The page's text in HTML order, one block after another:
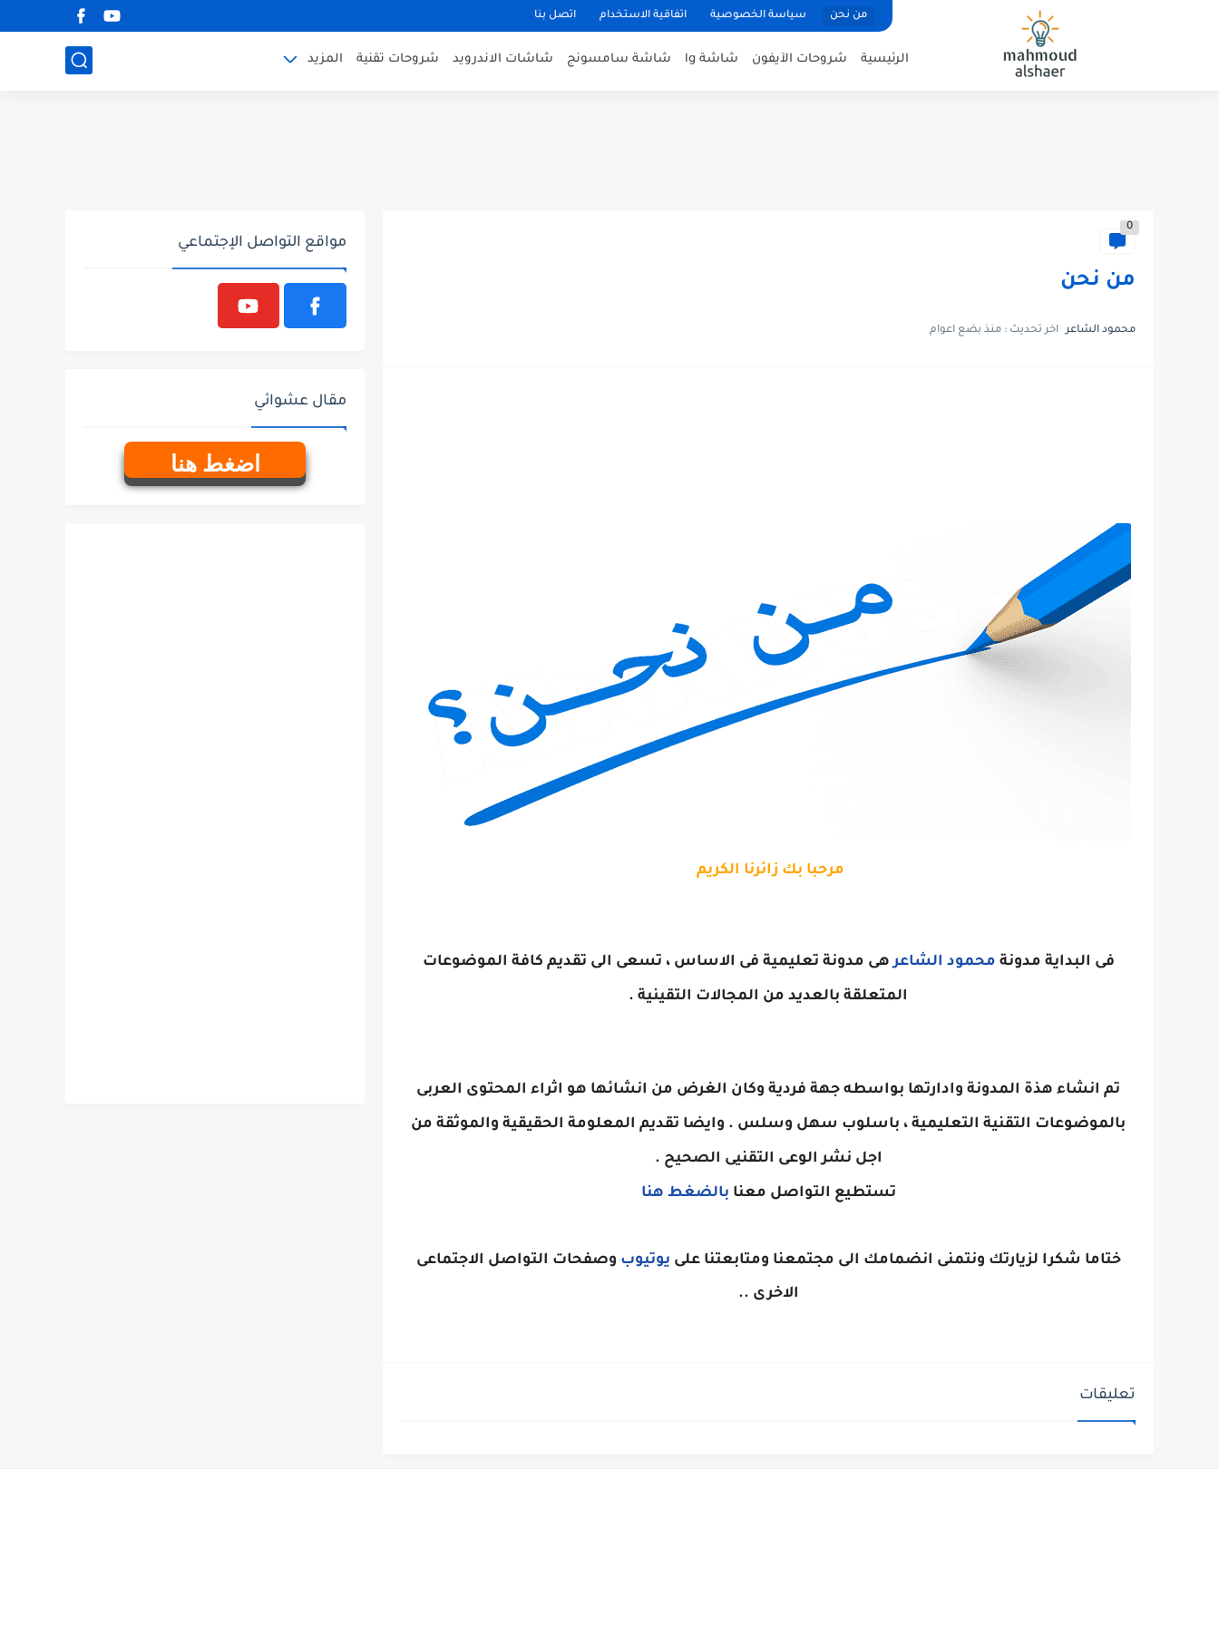
من نحن سياسة الخصوصية اتفاقية الاستخدام اتصل بنا
الرئيسية شروحات الآيفون شاشة lg شاشة سامسونج شاشات الاندرويد شروحات تقنية المزيد
0
من نحن
محمود الشاعر اخر تحديث : منذ بضع اعوام
مرحبا بك زائرنا الكريم
فى البداية مدونة محمود الشاعرهى مدونة تعليمية فى الاساس ، تسعى الى تقديم كافة الموضوعات
المتعلقة بالعديد من المجالات التقينية .
تم انشاء هذة المدونة وادارتها بواسطه جهة فردية وكان الغرض من انشائها هو اثراء المحتوى العربى
بالموضوعات التقنية التعليمية ، باسلوب سهل وسلس . وايضا تقديم المعلومة الحقيقية والموثقة من
اجل نشر الوعى التقنيى الصحيح .
تستطيع التواصل معنا بالضغط هنا
ختاما شكرا لزيارتك ونتمنى انضمامك الى مجتمعنا ومتابعتنا على يوتيوب وصفحات التواصل الاجتماعى
الاخرى ..
تعليقات
مواقع التواصل الإجتماعي
مقال عشوائي
اضغط هنا